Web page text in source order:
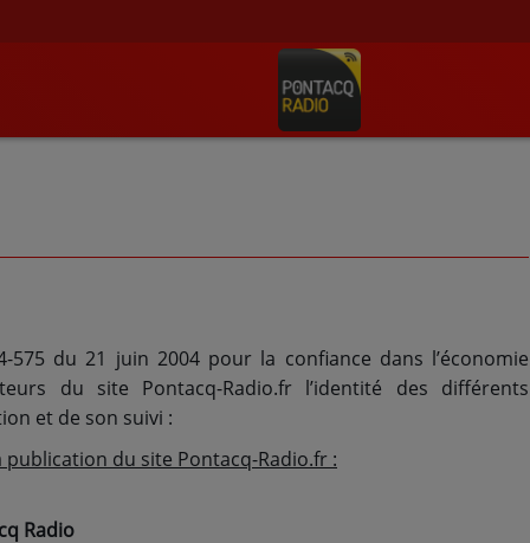
du 21 juin 2004 pour la confiance dans l’économie
du site Pontacq-Radio.fr l’identité des différents
et de son suivi :
du site Pontacq-Radio.fr :
Radio